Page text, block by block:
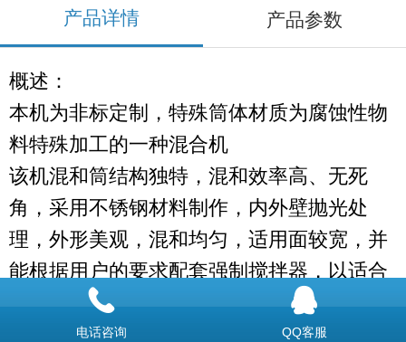
产品详情 产品参数
概述：
本机为非标定制，特殊筒体材质为腐蚀性物
料特殊加工的一种混合机
该机混和筒结构独特，混和效率高、无死
角，采用不锈钢材料制作，内外壁抛光处
理，外形美观，混和均匀，适用面较宽，并
能根据用户的要求配套强制搅拌器，以适合
较细的粉粒、块状、含有一定水份的物料混
合之用。电话咨询 QQ客服